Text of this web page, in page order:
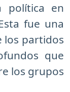
política en
fue una
los partidos
que
los grupos